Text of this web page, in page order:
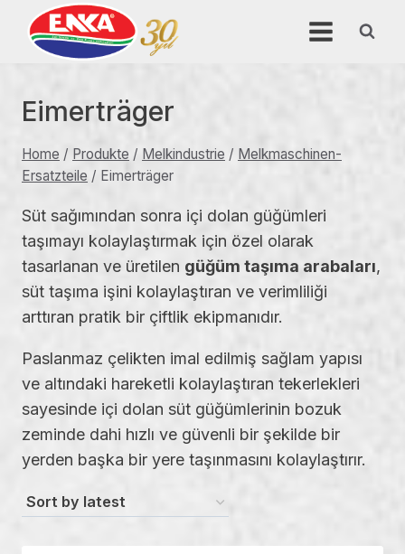
content
Eimerträger
Home / Produkte / Melkindustrie / Melkmaschinen-
Ersatzteile / Eimerträger
Süt sağımından sonra içi dolan güğümleri
taşımayı kolaylaştırmak için özel olarak
tasarlanan ve üretilen güğüm taşıma arabaları,
süt taşıma işini kolaylaştıran ve verimliliği
arttıran pratik bir çiftlik ekipmanıdır.
Paslanmaz çelikten imal edilmiş sağlam yapısı
ve altındaki hareketli kolaylaştıran tekerlekleri
sayesinde içi dolan süt güğümlerinin bozuk
zeminde dahi hızlı ve güvenli bir şekilde bir
yerden başka bir yere taşınmasını kolaylaştırır.